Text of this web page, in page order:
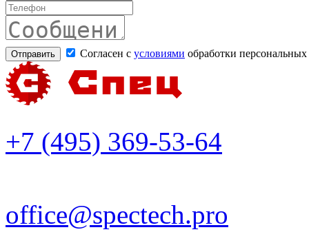
Согласен с условиями обработки
+7 (495) 369-53-64
office@spectech.pro